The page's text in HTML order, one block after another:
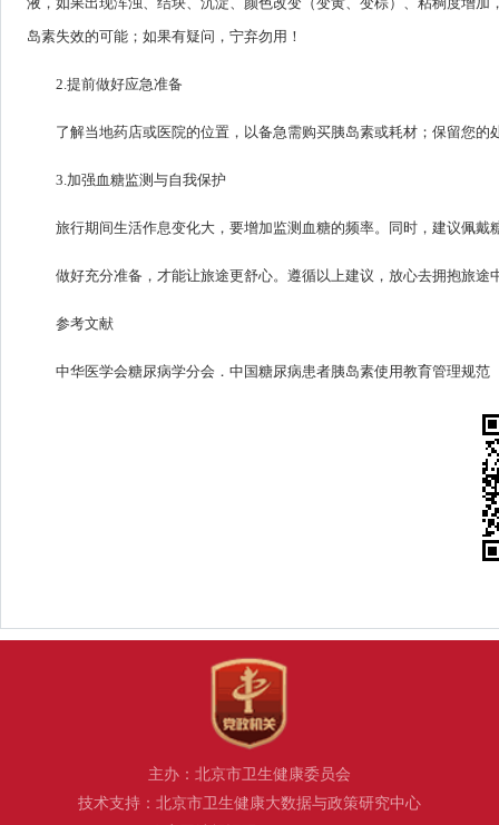
岛素失效的可能；如果有疑问，宁弃勿用！
2.提前做好应急准备
了解当地药店或医院的位置，以备急需购买胰岛素或耗材；保留您
3.加强血糖监测与自我保护
旅行期间生活作息变化大，要增加监测血糖的频率。同时，建议佩
做好充分准备，才能让旅途更舒心。遵循以上建议，放心去拥抱旅
参考文献
中华医学会糖尿病学分会．中国糖尿病患者胰岛素使用教育管理规
主办：北京市卫生健康委员会
技术支持：北京市卫生健康大数据与政策研究中心